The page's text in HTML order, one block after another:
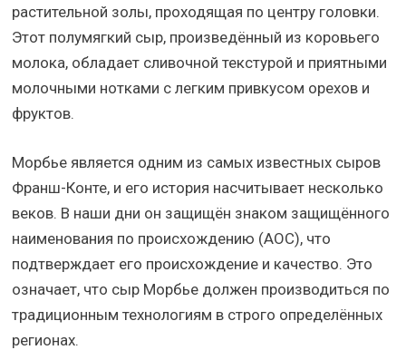
растительной золы, проходящая по центру головки.
Этот полумягкий сыр, произведённый из коровьего
молока, обладает сливочной текстурой и приятными
молочными нотками с легким привкусом орехов и
фруктов.
Морбье является одним из самых известных сыров
Франш-Конте, и его история насчитывает несколько
веков. В наши дни он защищён знаком защищённого
наименования по происхождению (AOC), что
подтверждает его происхождение и качество. Это
означает, что сыр Морбье должен производиться по
традиционным технологиям в строго определённых
регионах.